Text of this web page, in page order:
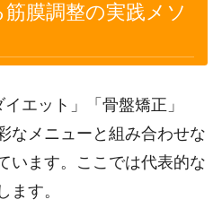
膜調整の実践メソ
エット」「骨盤矯正」
なメニューと組み合わせな
います。ここでは代表的な
ます。